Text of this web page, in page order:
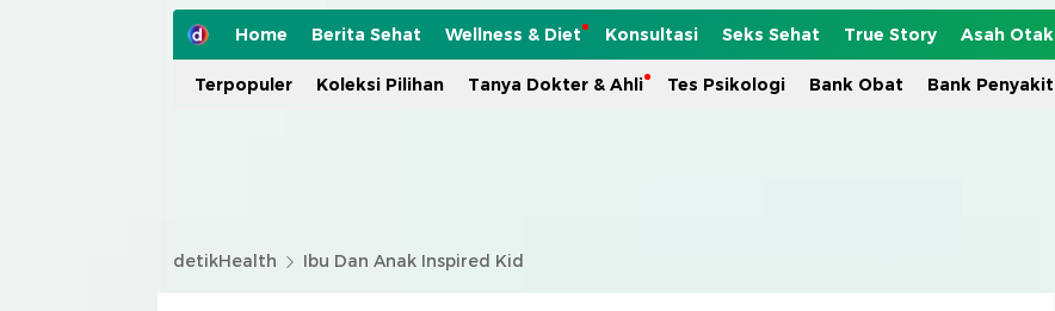
Home Berita Sehat Wellness & Diet Konsultasi Seks Sehat True Story Asah Otak
Terpopuler Koleksi Pilihan Tanya Dokter & Ahli Tes Psikologi Bank Obat Bank Penyakit
detikHealth Ibu Dan Anak Inspired Kid